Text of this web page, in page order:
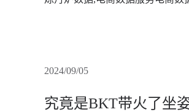
2024/09/05
究竟是BKT带火了坐